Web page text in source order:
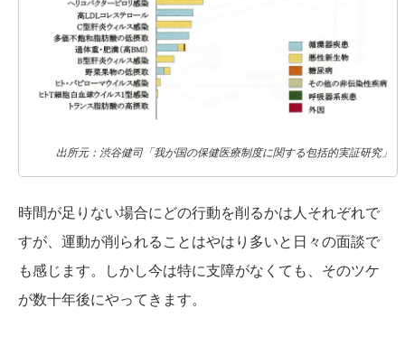
出所元：渋谷健司「我が国の保健医療制度に関する包括的実証研究」
時間が足りない場合にどの行動を削るかは人それぞれで
すが、運動が削られることはやはり多いと日々の面談で
も感じます。しかし今は特に支障がなくても、そのツケ
が数十年後にやってきます。